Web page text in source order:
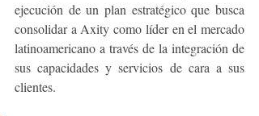
ejecución de un plan estratégico que busca
consolidar a Axity como líder en el mercado
latinoamericano a través de la integración de
sus capacidades y servicios de cara a sus
clientes.